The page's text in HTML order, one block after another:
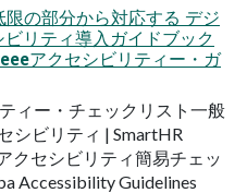
の部分から対応する デジ
リティ導入ガイドブック
アクセシビリティー・ガ
ィー・チェックリスト一般
シビリティ | SmartHR
クセシビリティ簡易チェッ
Accessibility Guidelines